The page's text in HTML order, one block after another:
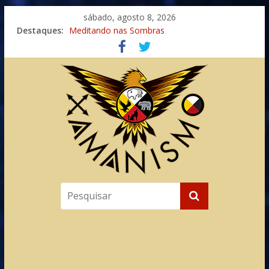
sábado, agosto 8, 2026
Destaques: Meditando nas Sombras
Autosuficiência: A Jornada do Espírito Ancestral
Xamanismo Universal
Totens – Caminho Espiritual – Crescimento
Imaginação na Cura